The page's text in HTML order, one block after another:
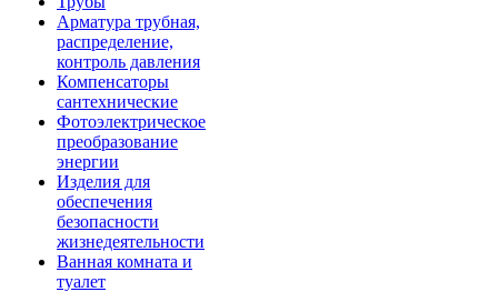
Арматура трубная,
распределение,
контроль давления
Компенсаторы
сантехнические
Фотоэлектрическое
преобразование
энергии
Изделия для
обеспечения
безопасности
жизнедеятельности
Ванная комната и
туалет